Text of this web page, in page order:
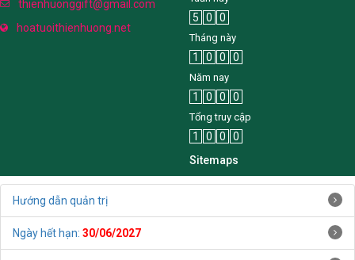
thienhuonggift@gmail.com
hoatuoithienhuong.net
Tuần này
5 0 0
Tháng này
1 0 0 0
Năm nay
1 0 0 0
Tổng truy cập
1 0 0 0
Sitemaps
Hướng dẫn quản trị
Ngày hết hạn: